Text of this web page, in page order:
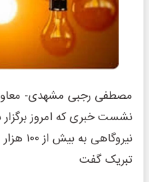
مصطفی رجبی مشهدی- معاون
نشست خبری که امروز
تبریک گفت